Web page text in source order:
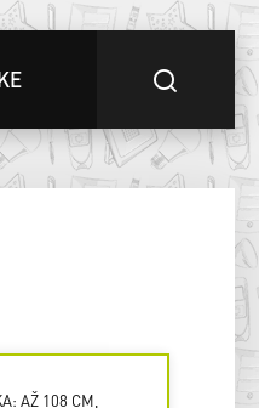
AŽ 108 CM,